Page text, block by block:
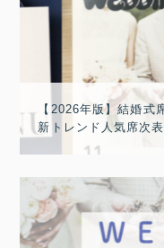
【2026年版】結婚式
新トレンド人気席次